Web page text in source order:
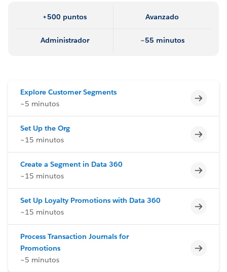
+500 puntos Avanzado
Administrador ~55 minutos
Explore Customer Segments
~5 minutos
Set Up the Org
~15 minutos
Create a Segment in Data 360
~15 minutos
Set Up Loyalty Promotions with Data 360
~15 minutos
Process Transaction Journals for
Promotions
~5 minutos